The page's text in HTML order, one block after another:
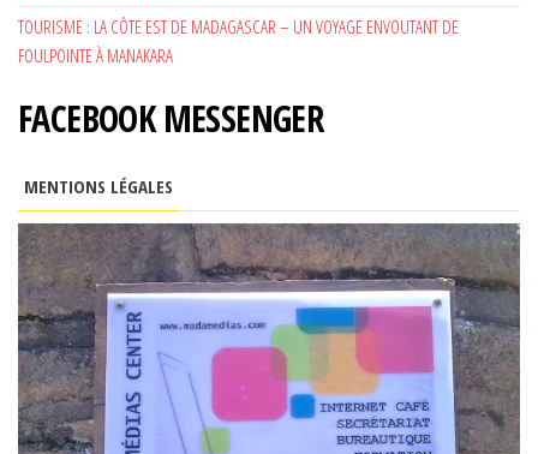
TOURISME : LA CÔTE EST DE MADAGASCAR – UN VOYAGE ENVOUTANT DE
FOULPOINTE À MANAKARA
FACEBOOK MESSENGER
MENTIONS LÉGALES